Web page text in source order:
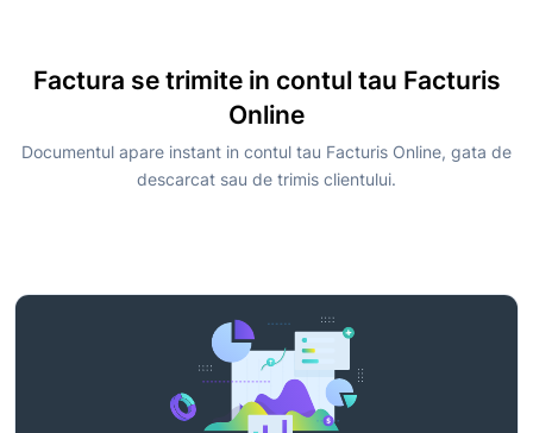
Factura se trimite in contul tau Facturis
Online
Documentul apare instant in contul tau Facturis Online, gata de
descarcat sau de trimis clientului.